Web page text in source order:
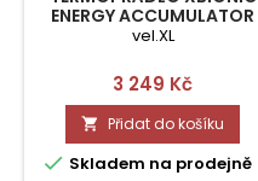
ENERGY ACCUMULATOR
4.0 WINTER MAN SHIRT
vel.XL
Cena
3 249 Kč
 Přidat do košíku
 Skladem na prodejně